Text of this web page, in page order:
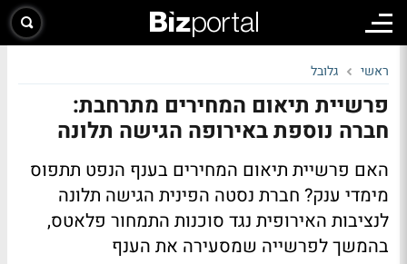
ראשי גלובל
פרשיית תיאום המחירים מתרחבת:
חברה נוספת באירופה הגישה תלונה
האם פרשיית תיאום המחירים בענף הנפט תתפוס
מימדי ענק? חברת נסטה הפינית הגישה תלונה
לנציבות האירופית נגד סוכנות התמחור פלאטס,
בהמשך לפרשייה שמסעירה את הענף